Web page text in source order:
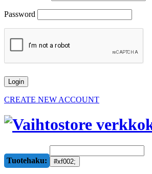
Password
CREATE NEW ACCOUNT
Tuotehaku: